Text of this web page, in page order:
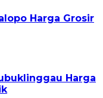
Harga Grosir
Harga